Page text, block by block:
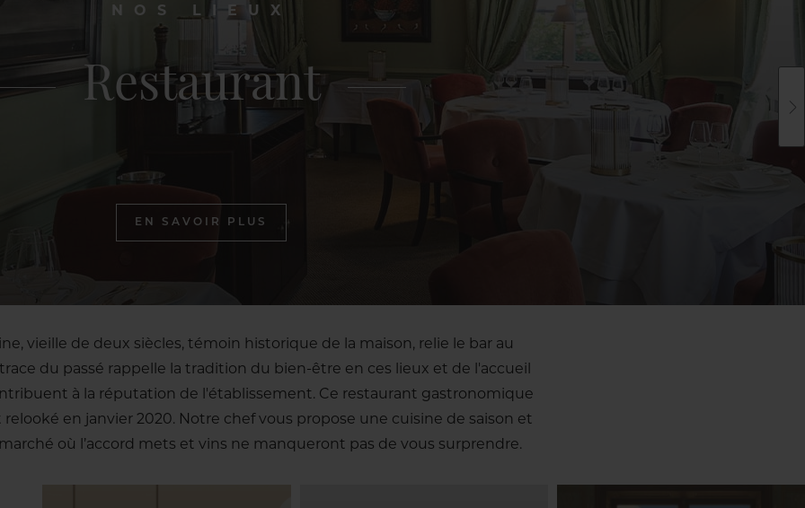
NOS LIEUX
Restaurant
EN SAVOIR PLUS
vieille de deux siècles, témoin historique de la maison, relie le bar au
du passé rappelle la tradition du bien-être en ces lieux et de l'accueil
à la réputation de l'établissement. Ce restaurant gastronomique
en janvier 2020. Notre chef vous propose une cuisine de saison et
où l’accord mets et vins ne manqueront pas de vous surprendre.